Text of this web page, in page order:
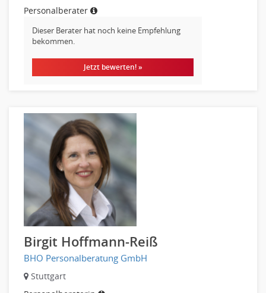
Personalberater
Dieser Berater hat noch keine Empfehlung
bekommen.
Jetzt bewerten! »
Birgit Hoffmann-Reiß
BHO Personalberatung GmbH
Stuttgart